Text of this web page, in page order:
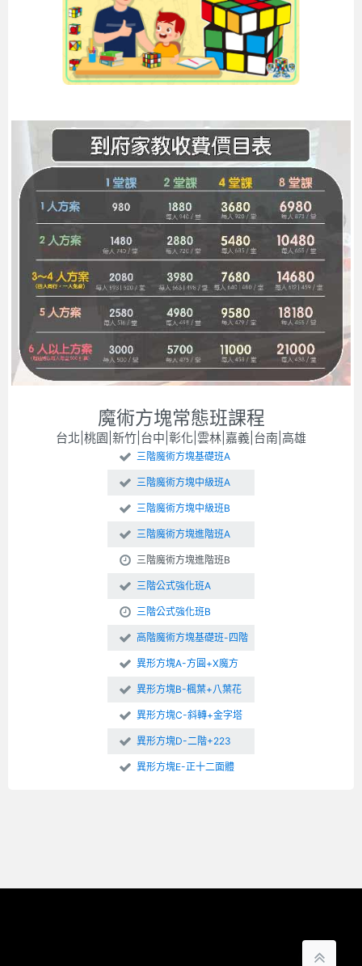
魔術方塊常態班課程
台北|桃園|新竹|台中|彰化|雲林|嘉義|台南|高雄
三階魔術方塊基礎班A
三階魔術方塊中級班A
三階魔術方塊中級班B
三階魔術方塊進階班A
三階魔術方塊進階班B
三階公式強化班A
三階公式強化班B
高階魔術方塊基礎班-四階
異形方塊A-方圓+X魔方
異形方塊B-楓葉+八葉花
異形方塊C-斜轉+金字塔
異形方塊D-二階+223
異形方塊E-正十二面體